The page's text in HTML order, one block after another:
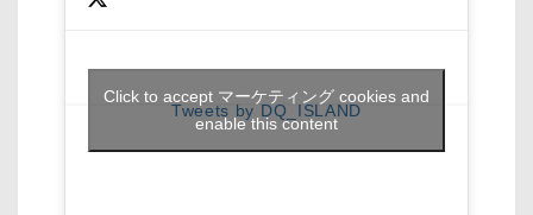
Tweets by DQ_ISLAND
Click to accept マーケティング cookies and
enable this content